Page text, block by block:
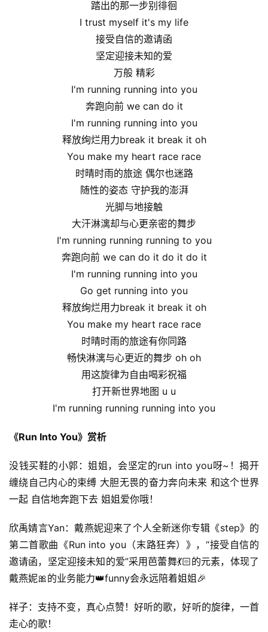
踏出的那一步别徘徊
I trust myself it's my life
接受自信的邀请函
坚定迎接未知的爱
万般 精彩
I'm running running into you
奔跑向前 we can do it
I'm running running into you
释放绚烂用力break it break it oh
You make my heart race race
时晴时雨的旅途 偶尔也迷路
随性的姿态 守护我的澎湃
光脚与地接触
大汗淋漓却与心更亲密的舞步
I'm running running running to you
奔跑向前 we can do it do it do it
I'm running running into you
Go get running into you
释放绚烂用力break it break it oh
You make my heart race race
时晴时雨的旅途有你同路
畅快淋漓与心更近的舞步 oh oh
用这旋律为自由喝彩祝福
打开新世界地图 u u
I'm running running running into you
《Run Into You》赏析
没钱买鞋的小郭：姐姐，会坚定的run into you呀~！揭开
缠绕自己内心的束缚 大胆无畏的奋力奔向未来 和这个世界
一起 自信地奔跑下去 姐姐爱你哦！
欣禹婧言Yan：戴燕妮迎来了个人全新迷你专辑《step》的
第二首歌曲《Run into you（末路狂奔）》，“接受自信的
邀请函，坚定迎接未知的爱”采用芭蕾舞💃🏻的元素，体现了
戴燕妮🎀的业务能力👑funny会永远陪着姐姐🎉
祥子：支持不变，真心点赞！好听的歌，好听的旋律，一首
走心的歌！